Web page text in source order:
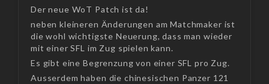
Der neue WoT Patch ist da!
neben kleineren Änderungen am Matchmaker ist
die wohl wichtigste Neuerung, dass man wieder
mit einer SFL im Zug spielen kann.
Es gibt eine Begrenzung von einer SFL pro Zug.
Ausserdem haben die chinesischen Panzer 121